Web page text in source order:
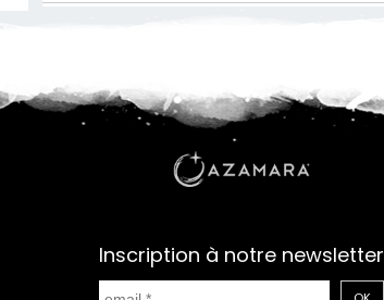
15 San Juan
Inscription à notre newsletter